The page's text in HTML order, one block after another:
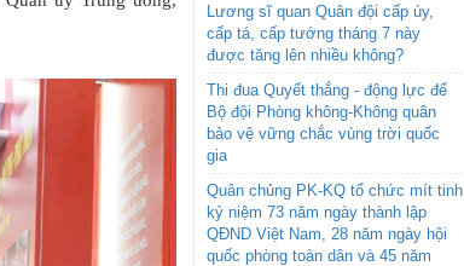
Lương sĩ quan Quân đội cấp úy,
cấp tá, cấp tướng tháng 7 này
được tăng lên nhiều không?
Thi đua Quyết thắng - động lực để
Bộ đội Phòng không-Không quân
bảo vệ vững chắc vùng trời quốc
gia
Quân chủng PK-KQ tổ chức mít tinh
kỷ niệm 73 năm ngày thành lập
QĐND Việt Nam, 28 năm ngày hội
quốc phòng toàn dân và 45 năm